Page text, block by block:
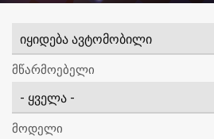
მწარმოებელი
მოდელი